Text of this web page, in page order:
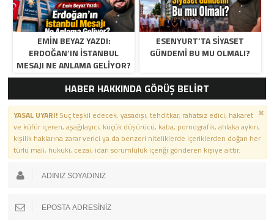
EMIN BEYAZ YAZDI:
ERDOĞAN’IN İSTANBUL
MESAJI NE ANLAMA GELIYOR?
ESENYURT’TA SIYASET
GÜNDEMI BU MU OLMALI?
HABER HAKKINDA GÖRÜŞ BELİRT
YASAL UYARI! Suç teşkil edecek, yasadışı, tehditkar, rahatsız edici, hakaret
ve küfür içeren, aşağılayıcı, küçük düşürücü, kaba, pornografik, ahlaka aykırı,
kişilik haklarına zarar verici ya da benzeri niteliklerde içeriklerden doğan her
türlü mali, hukuki, cezai, idari sorumluluk içeriği gönderen kişiye aittir.